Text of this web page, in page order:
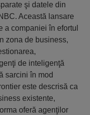
şi datele din
Această lansare
a companiei în efortul
zona de business,
de inteligenţă
sarcini în mod
este descrisă ca
existente,
oferă agenţilor